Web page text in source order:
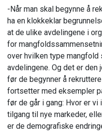
-Når man skal begynne å
ha en klokkeklar
at de ulike avdelingene i
for
over hvilken type
avdelingene. Og det er den
før de begynner å
fortsetter med eksempler
før de går i gang: Hvor er
tilgang til nye markeder,
er de demografiske